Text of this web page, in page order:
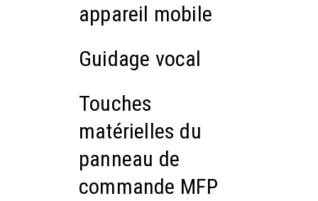
appareil mobile
Guidage vocal
Touches
matérielles du
panneau de
commande MFP